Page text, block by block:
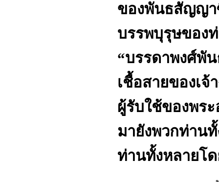
ของพันธสัญญา
บรรพบุรุษของ
“บรรดาพงศ์พั
เชื้อสายของเจ้
ผู้รับใช้ของพร
มายังพวกท่าน
ท่านทั้งหลายโ